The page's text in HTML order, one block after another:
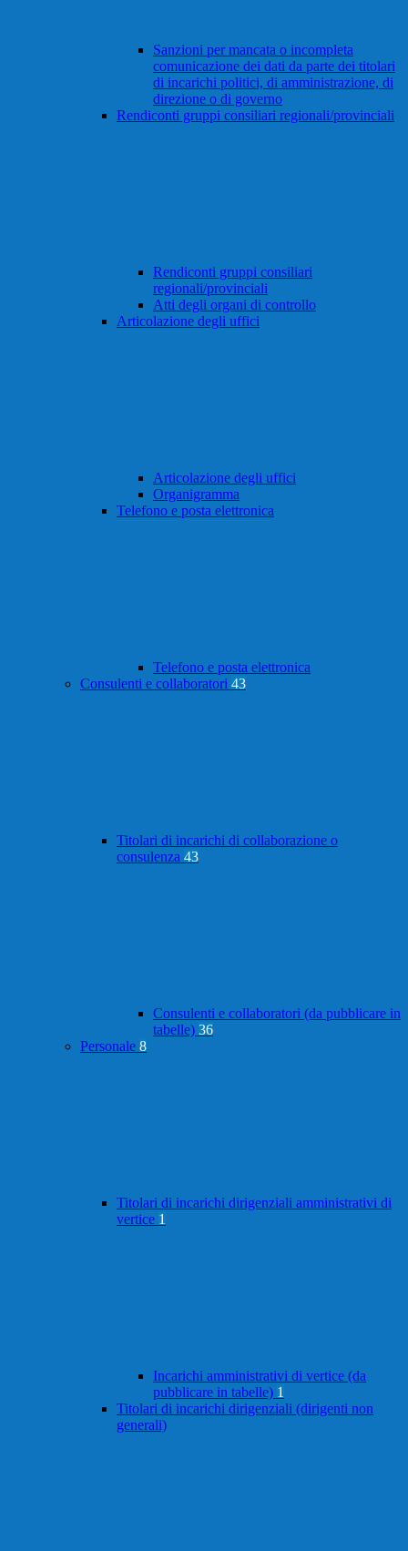
Sanzioni per mancata o incompleta
comunicazione dei dati da parte dei titolari
di incarichi politici, di amministrazione, di
direzione o di governo
Rendiconti gruppi consiliari regionali/provinciali
Rendiconti gruppi consiliari
regionali/provinciali
Atti degli organi di controllo
Articolazione degli uffici
Articolazione degli uffici
Organigramma
Telefono e posta elettronica
Telefono e posta elettronica
Consulenti e collaboratori 43
Titolari di incarichi di collaborazione o
consulenza 43
Consulenti e collaboratori (da pubblicare in
tabelle) 36
Personale 8
Titolari di incarichi dirigenziali amministrativi di
vertice 1
Incarichi amministrativi di vertice (da
pubblicare in tabelle) 1
Titolari di incarichi dirigenziali (dirigenti non
generali)